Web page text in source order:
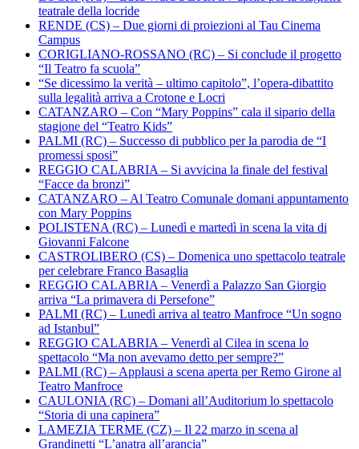
teatrale della locride
RENDE (CS) – Due giorni di proiezioni al Tau Cinema
Campus
CORIGLIANO-ROSSANO (RC) – Si conclude il progetto
“Il Teatro fa scuola”
“Se dicessimo la verità – ultimo capitolo”, l’opera-dibattito
sulla legalità arriva a Crotone e Locri
CATANZARO – Con “Mary Poppins” cala il sipario della
stagione del “Teatro Kids”
PALMI (RC) – Successo di pubblico per la parodia de “I
promessi sposi”
REGGIO CALABRIA – Si avvicina la finale del festival
“Facce da bronzi”
CATANZARO – Al Teatro Comunale domani appuntamento
con Mary Poppins
POLISTENA (RC) – Lunedì e martedì in scena la vita di
Giovanni Falcone
CASTROLIBERO (CS) – Domenica uno spettacolo teatrale
per celebrare Franco Basaglia
REGGIO CALABRIA – Venerdì a Palazzo San Giorgio
arriva “La primavera di Persefone”
PALMI (RC) – Lunedì arriva al teatro Manfroce “Un sogno
ad Istanbul”
REGGIO CALABRIA – Venerdì al Cilea in scena lo
spettacolo “Ma non avevamo detto per sempre?”
PALMI (RC) – Applausi a scena aperta per Remo Girone al
Teatro Manfroce
CAULONIA (RC) – Domani all’Auditorium lo spettacolo
“Storia di una capinera”
LAMEZIA TERME (CZ) – Il 22 marzo in scena al
Grandinetti “L’anatra all’arancia”